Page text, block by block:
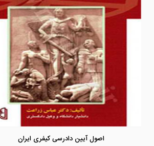
اصول آیین دادرسی کیفری ایران